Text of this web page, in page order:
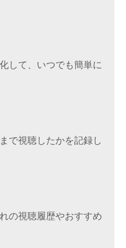
して、いつでも簡単に
で視聴したかを記録し
の視聴履歴やおすすめ